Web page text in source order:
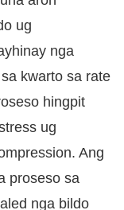
ug
nga
kwarto sa rate
hingpit
ug
Ang
proseso sa
nga bildo